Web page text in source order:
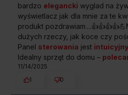
Program BabyPro
Podwyższona
dwa płukania zapewniają
i resztek detergentów. W
i bezpieczeństwo
Program Sport
sportowej i rekreacyjnej z
Program Jeans
C
WYSOKOŚĆ
Przedstawiony rysunek ma
bardzo elegancki wyglad na
wyświetlacz jak dla mnie za te
produkt
dużych rzeczy, jak koce czy
Panel sterowania jest intuicyjny
Idealny sprzęt do domu –
11/14/2025
1
0